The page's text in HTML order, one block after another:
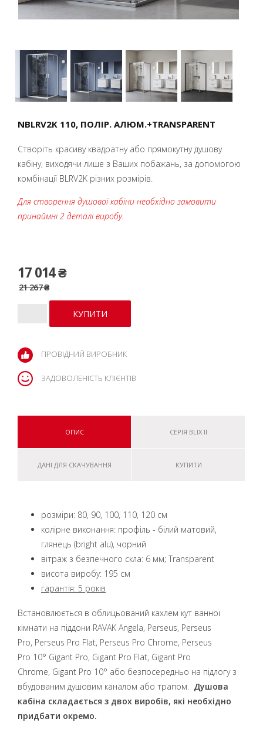
NBLRV2K 110, ПОЛІР. АЛЮМ.+TRANSPARENT
Створіть красиву квадратну або прямокутну душову
кабіну, виходячи лише з Ваших побажань, за допомогою
комбінації BLRV2K різних розмірів.
Для створення душової кабіни необхідно замовити
принаймні 2 деталі виробу.
17 014 ₴
21 267 ₴
ПРОВІДНИЙ ВИРОБНИК
ЗАДОВОЛЕНІСТЬ КЛІЄНТІВ
ОПИС СЕРІЯ BLIX II
ДАНІ ДЛЯ СКАЧУВАННЯ КУПИТИ
розміри: 80, 90, 100, 110, 120 см
колірне виконання: профіль - білий матовий,
глянець (bright alu), чорний
вітраж з безпечного скла: 6 мм; Transparent
висота виробу: 195 см
гарантія: 5 років
Встановлюється в облицьований кахлем кут ванної
кімнати на піддони RAVAK Angela, Perseus, Perseus
Pro, Perseus Pro Flat, Perseus Pro Chrome, Perseus
Pro 10° Gigant Pro, Gigant Pro Flat, Gigant Pro
Chrome, Gigant Pro 10° або безпосередньо на підлогу з
вбудованим душовим каналом або трапом. Душова
кабіна складається з двох виробів, які необхідно
придбати окремо.